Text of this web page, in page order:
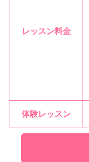
レッスン料金
体験レッスン